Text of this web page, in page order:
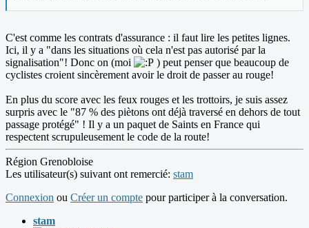
C'est comme les contrats d'assurance : il faut lire les petites lignes.
Ici, il y a "dans les situations où cela n'est pas autorisé par la
signalisation"! Donc on (moi
) peut penser que beaucoup de
cyclistes croient sincèrement avoir le droit de passer au rouge!
En plus du score avec les feux rouges et les trottoirs, je suis assez
surpris avec le "87 % des piètons ont déjà traversé en dehors de tout
passage protégé" ! Il y a un paquet de Saints en France qui
respectent scrupuleusement le code de la route!
Région Grenobloise
Les utilisateur(s) suivant ont remercié: stam
Connexion ou Créer un compte pour participer à la conversation.
stam